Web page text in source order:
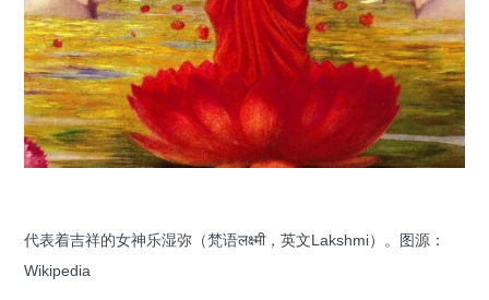
代表着吉祥的女神乐湿弥（梵语लक्ष्मी，英文Lakshmi）。图源：
Wikipedia